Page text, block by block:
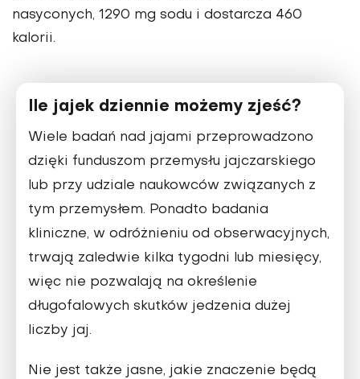
nasyconych, 1290 mg sodu i dostarcza 460
kalorii.
Ile jajek dziennie możemy zjeść?
Wiele badań nad jajami przeprowadzono
dzięki funduszom przemysłu jajczarskiego
lub przy udziale naukowców związanych z
tym przemysłem. Ponadto badania
kliniczne, w odróżnieniu od obserwacyjnych,
trwają zaledwie kilka tygodni lub miesięcy,
więc nie pozwalają na określenie
długofalowych skutków jedzenia dużej
liczby jaj.
Nie jest także jasne, jakie znaczenie będą